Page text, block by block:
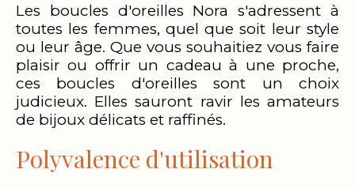
Les boucles d'oreilles Nora s'adressent à
toutes les femmes, quel que soit leur style
ou leur âge. Que vous souhaitiez vous faire
plaisir ou offrir un cadeau à une proche,
ces boucles d'oreilles sont un choix
judicieux. Elles sauront ravir les amateurs
de bijoux délicats et raffinés.
Polyvalence d'utilisation